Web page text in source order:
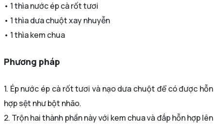
• 1 thìa nước ép cà rốt tươi
• 1 thìa dưa chuột xay nhuyễn
• 1 thìa kem chua
Phương pháp
1. Ép nước ép cà rốt tươi và nạo dưa chuột để có được hỗn
hợp sệt như bột nhão.
2. Trộn hai thành phần này với kem chua và đắp hỗn hợp lên